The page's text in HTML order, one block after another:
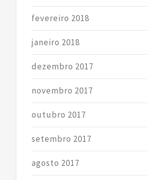
fevereiro 2018
janeiro 2018
dezembro 2017
novembro 2017
outubro 2017
setembro 2017
agosto 2017